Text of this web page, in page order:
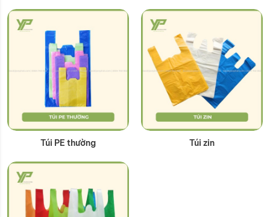
Túi PE thường Túi zin